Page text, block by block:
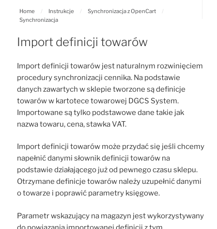
Home / Instrukcje / Synchronizacja z OpenCart
/
Synchronizacja
Import definicji towarów
Import definicji towarów jest naturalnym rozwinięciem
procedury synchronizacji cennika. Na podstawie
danych zawartych w sklepie tworzone są definicje
towarów w kartotece towarowej DGCS System.
Importowane są tylko podstawowe dane takie jak
nazwa towaru, cena, stawka VAT.
Import definicji towarów może przydać się jeśli chcemy
napełnić danymi słownik definicji towarów na
podstawie działającego już od pewnego czasu sklepu.
Otrzymane definicje towarów należy uzupełnić danymi
o towarze i poprawić parametry księgowe.
Parametr wskazujący na magazyn jest wykorzystywany